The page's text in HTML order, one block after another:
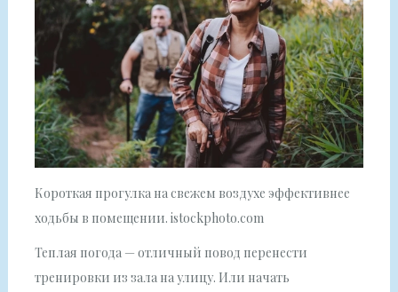
Короткая прогулка на свежем воздухе эффективнее
ходьбы в помещении. istockphoto.com
Теплая погода — отличный повод перенести
тренировки из зала на улицу. Или начать